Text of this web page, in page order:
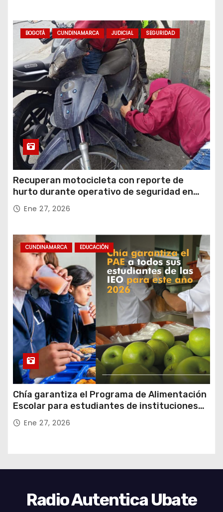
BOGOTÁ CUNDINAMARCA JUDICIAL SEGURIDAD
Recuperan motocicleta con reporte de
hurto durante operativo de seguridad en
Rafael Uribe Uribe
Ene 27, 2026
CUNDINAMARCA EDUCACIÓN
Chía garantiza el Programa de Alimentación
Escolar para estudiantes de instituciones
oficiales
Ene 27, 2026
Radio Autentica Ubate